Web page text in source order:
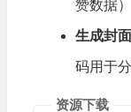
赞数据）
生成封
码用于
资源下载